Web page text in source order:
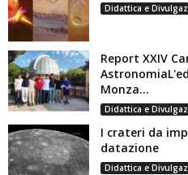
Didattica e
Report XXIV
Monza...
Didattica e
I crateri da
datazione
Didattica e